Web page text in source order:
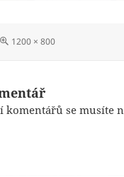
Původní
1200 × 800
komentářů se musíte